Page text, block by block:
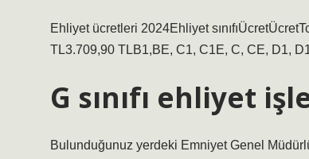
Ehliyet ücretleri 2024Ehliyet
TL3.709,90 TLB1,BE, C1, C1E, C, CE, D1,
G sınıfı ehliyet
Bulunduğunuz yerdeki Emniyet Genel